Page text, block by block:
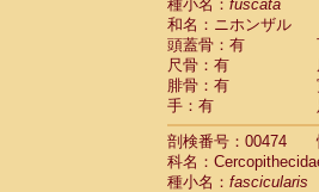
種小名： fuscata
和名：ニホンザル
頭蓋骨：有
尺骨：有
腓骨：有
手：有
剖検番号：00474
科名：
種小名： fascicularis